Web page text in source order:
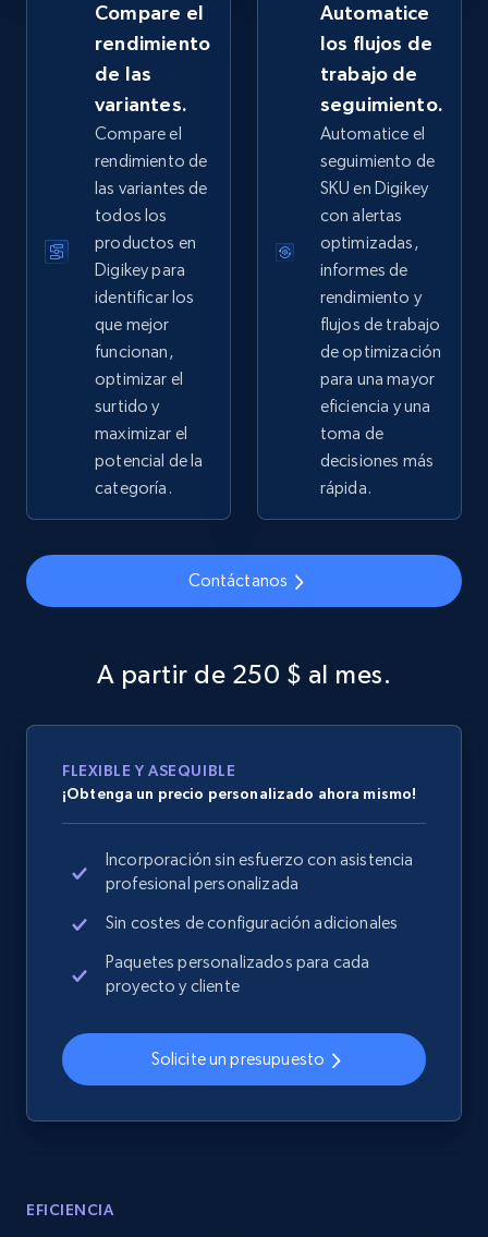
more.
2.4K+ Comenzar ahora
Home Depot US
URL, Domain, Country code, Model number,
Sku, Product id, Product name, Manufacturer,
and more.
2.1K+ Comenzar ahora
Home Depot US - Gather data on products
using specified keywords
URL, Domain, Country code, Model number,
Sku, Product id, Product name, Manufacturer,
Comenzar ahora
specified URL
URL, Domain, Country code, Model number,
Sku, Product id, Product name, Manufacturer,
and more.
2.1K+ 355+ Comenzar ahora
Home Depot US - Discover products by
specified UPC
URL, Domain, Country code, Model number,
Sku, Product id, Product name, Manufacturer,
and more.
Compare el
rendimiento
de las
variantes.
Compare el
rendimiento de
las variantes de
todos los
productos en
Digikey para
identificar los
que mejor
funcionan,
optimizar el
surtido y
maximizar el
potencial de la
categoría.
Automatice
los flujos de
trabajo de
seguimiento.
Automatice el
seguimiento de
SKU en Digikey
con alertas
optimizadas,
informes de
rendimiento y
flujos de trabajo
de optimización
para una mayor
eficiencia y una
toma de
decisiones más
rápida.
Contáctanos
A partir de 250 $ al mes.
FLEXIBLE Y ASEQUIBLE
¡Obtenga un precio personalizado ahora mismo!
Incorporación sin esfuerzo con asistencia
profesional personalizada
Sin costes de configuración adicionales
Paquetes personalizados para cada
proyecto y cliente
Solicite un presupuesto
EFICIENCIA